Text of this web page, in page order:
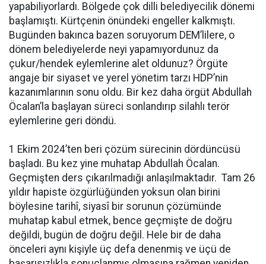
yapabiliyorlardı. Bölgede çok dilli belediyecilik dönemi
başlamıştı. Kürtçenin önündeki engeller kalkmıştı.
Bugünden bakınca bazen soruyorum DEM’lilere, o
dönem belediyelerde neyi yapamıyordunuz da
çukur/hendek eylemlerine alet oldunuz? Örgüte
angaje bir siyaset ve yerel yönetim tarzı HDP’nin
kazanımlarının sonu oldu. Bir kez daha örgüt Abdullah
Öcalan’la başlayan süreci sonlandırıp silahlı terör
eylemlerine geri döndü.
1 Ekim 2024’ten beri çözüm sürecinin dördüncüsü
başladı. Bu kez yine muhatap Abdullah Öcalan.
Geçmişten ders çıkarılmadığı anlaşılmaktadır. Tam 26
yıldır hapiste özgürlüğünden yoksun olan birini
böylesine tarihî, siyasî bir sorunun çözümünde
muhatap kabul etmek, bence geçmişte de doğru
değildi, bugün de doğru değil. Hele bir de daha
önceleri aynı kişiyle üç defa denenmiş ve üçü de